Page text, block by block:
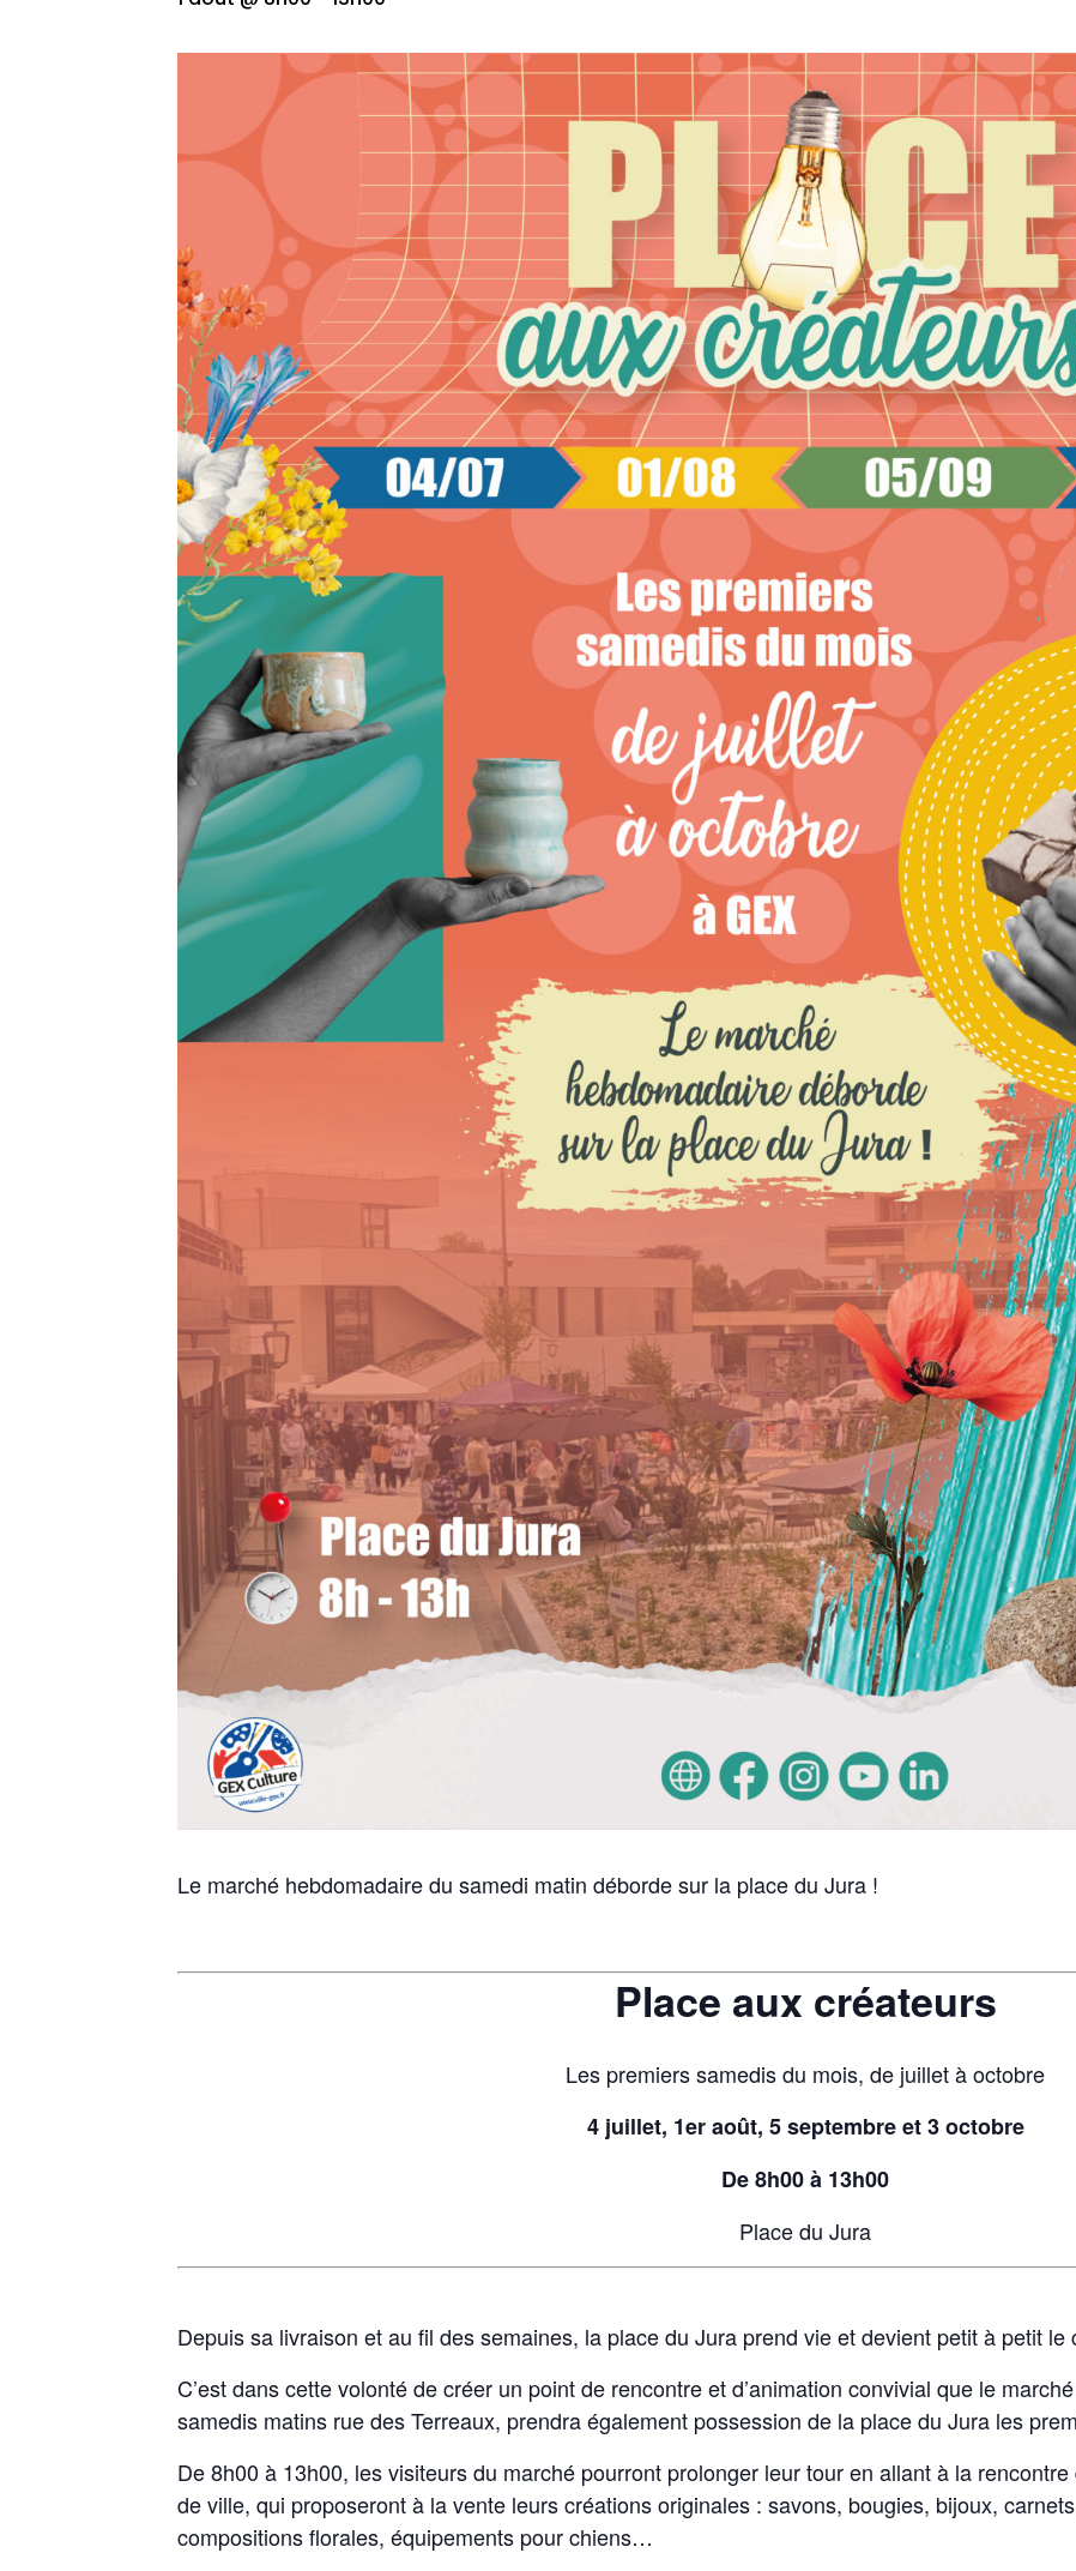
Le marché hebdomadaire du samedi matin déborde sur la place du Jura !
Place aux créateurs
Les premiers samedis du mois, de juillet à octobre
4 juillet, 1er août, 5 septembre et 3 octobre
De 8h00 à 13h00
Place du Jura
Depuis sa livraison et au fil des semaines, la place du Jura prend vie et devient petit à petit
C’est dans cette volonté de créer un point de rencontre et d’animation convivial que le
samedis matins rue des Terreaux, prendra également possession de la place du Jura les
De 8h00 à 13h00, les visiteurs du marché pourront prolonger leur tour en allant à la
de ville, qui proposeront à la vente leurs créations originales : savons, bougies, bijoux,
compositions florales, équipements pour chiens…